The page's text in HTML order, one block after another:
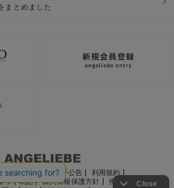
まとめました
会社概要 電子公告
利用規約
づく表記
個人情報保護方針
推奨環境